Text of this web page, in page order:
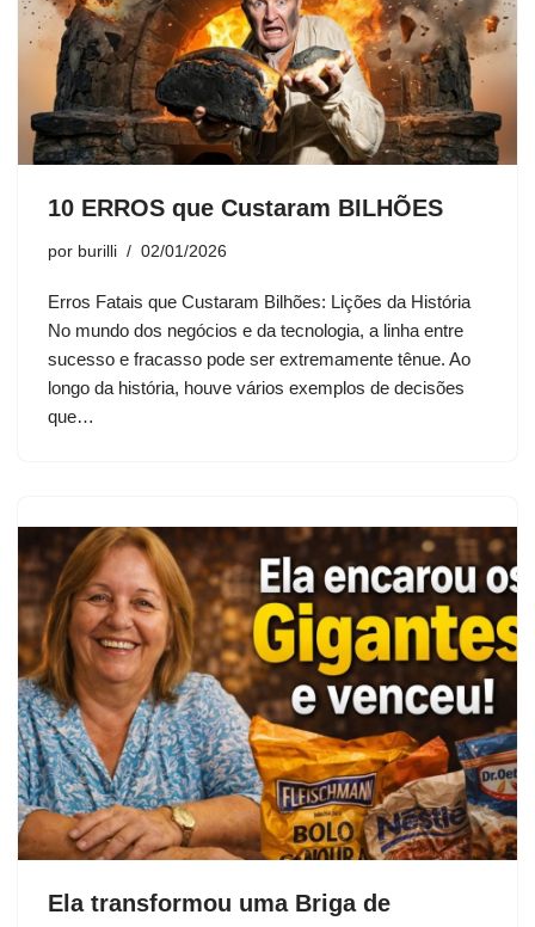
10 ERROS que Custaram BILHÕES
por burilli 02/01/2026
Erros Fatais que Custaram Bilhões: Lições da História
No mundo dos negócios e da tecnologia, a linha entre
sucesso e fracasso pode ser extremamente tênue. Ao
longo da história, houve vários exemplos de decisões
que…
Ela transformou uma Briga de